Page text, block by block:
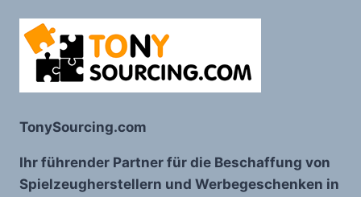
TonySourcing.com
Ihr führender Partner für die Beschaffung von
Spielzeugherstellern und Werbegeschenken in